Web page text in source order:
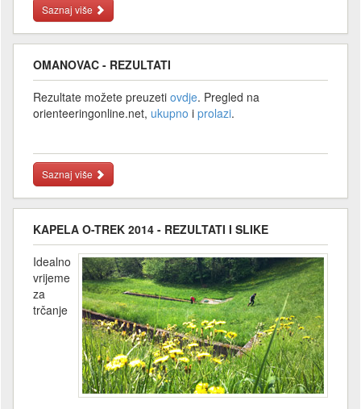
Saznaj više
OMANOVAC - REZULTATI
Rezultate možete preuzeti ovdje. Pregled na
orienteeringonline.net, ukupno i prolazi.
Saznaj više
KAPELA O-TREK 2014 - REZULTATI I SLIKE
Idealno
vrijeme
za
trčanje